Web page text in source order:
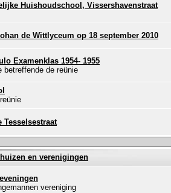
Huishoudschool, Vissershavenstraat
de Wittlyceum op 18 september 2010
Examenklas 1954- 1955
betreffende de reünie
Tesselsestraat
en verenigingen
vereniging